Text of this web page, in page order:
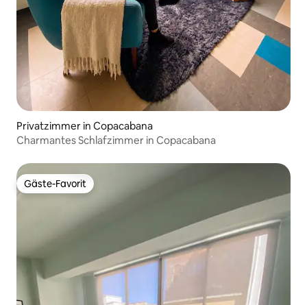
Privatzimmer in Copacabana
Charmantes Schlafzimmer in Copacabana
Gäste-Favorit
Gäste-Favorit